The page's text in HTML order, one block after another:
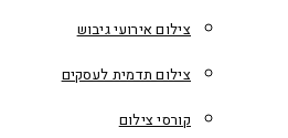
צילום אירועי גיבוש
צילום תדמית לעסקים
קורסי צילום